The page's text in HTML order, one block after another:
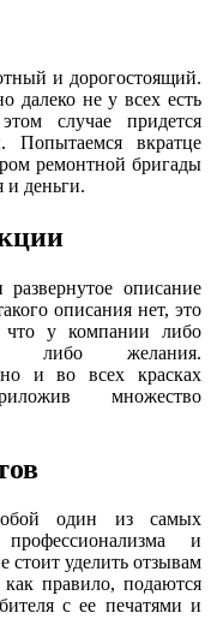
и дорогостоящий.
далеко не у всех есть
случае придется
Попытаемся вкратце
ремонтной бригады
и деньги.
описание
описания нет, это
что у компании либо
либо желания.
и во всех красках
множество
один из самых
и
стоит уделить отзывам
правило, подаются
с ее печатями и